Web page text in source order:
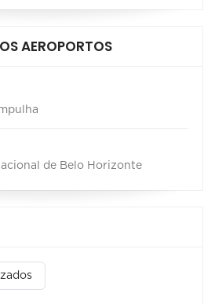
AEROPORTOS
de Belo Horizonte